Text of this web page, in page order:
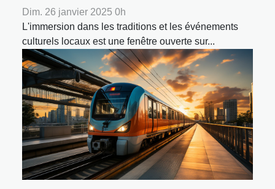
Dim. 26 janvier 2025 0h
L'immersion dans les traditions et les événements
culturels locaux est une fenêtre ouverte sur...